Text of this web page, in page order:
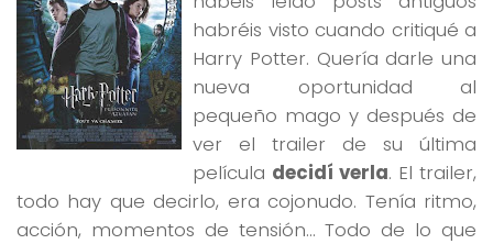
habréis visto cuando critiqué a
Harry Potter. Quería darle una
nueva oportunidad al
pequeño mago y después de
ver el trailer de su última
película decidí verla. El trailer,
todo hay que decirlo, era cojonudo. Tenía ritmo,
acción, momentos de tensión… Todo de lo que